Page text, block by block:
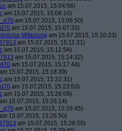
am 15.07.2015, 15:04:56)
am 15.07.2015, 15:06:10)
am 15.07.2015, 15:06:50)
am 15.07.2015, 15:07:33)
Mitteilung am 15.07.2015, 15:10:23)
am 15.07.2015, 15:11:31)
am 15.07.2015, 15:12:54)
am 15.07.2015, 15:14:32)
am 15.07.2015, 15:17:44)
15.07.2015, 15:18:39)
am 15.07.2015, 15:22:31)
am 15.07.2015, 15:23:53)
am 15.07.2015, 15:26:09)
15.07.2015, 15:26:14)
am 15.07.2015, 15:26:45)
15.07.2015, 15:26:50)
am 15.07.2015, 15:28:50)